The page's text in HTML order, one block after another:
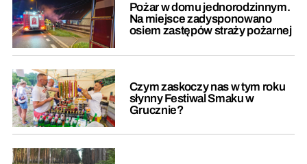
Pożar w domu jednorodzinnym.
Na miejsce zadysponowano
osiem zastępów straży pożarnej
Czym zaskoczy nas w tym roku
słynny Festiwal Smaku w
Grucznie?